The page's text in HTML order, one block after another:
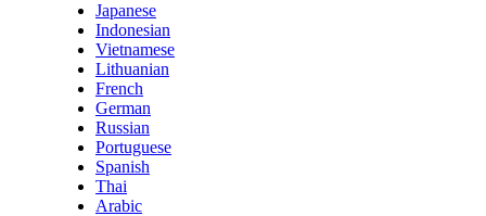
Japanese
Indonesian
Vietnamese
Lithuanian
French
German
Russian
Portuguese
Spanish
Thai
Arabic